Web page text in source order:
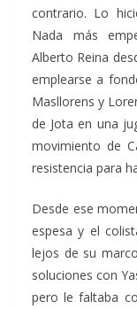
contrario. Lo
Nada más
Alberto Reina
emplearse a
Masllorens y
de Jota en una
movimiento de
resistencia para
Desde ese
espesa y el
lejos de su
soluciones con
pero le faltaba